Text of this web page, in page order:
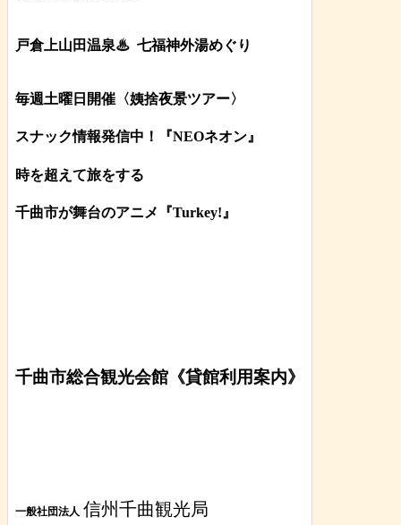
戸倉上山田温泉♨ 七福神外湯めぐり
毎週土曜日開催〈姨捨夜景ツアー〉
スナック情報発信中！『NEOネオン』
時を超えて旅をする
千曲市が舞台のアニメ『Turkey!』
千曲市総合観光会館《貸館利用案内》
一般社団法人 信州千曲観光局